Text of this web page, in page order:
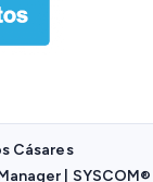
Cásares
| SYSCOM®